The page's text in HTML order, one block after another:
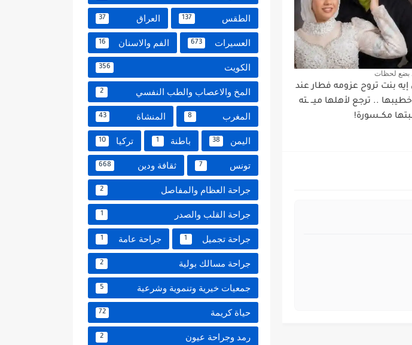
بضع لحظات
إيه بنت تروح عزومه فطار عند
.. ترجع لأهلها ميــ ـته
مكــسورة!
الطقس 137 العراق 37
العسيرات 673 الفم والاسنان 16
الكويت 356
المخ والاعصاب والطب النفسي 2
المغرب 8 المنشاة 43
اليمن 38 باطنة 1 تركيا 10
تونس 7 ثقافة ودين 668
جراحة العظام والمفاصل 2
جراحة القلب والصدر 1
جراحة تجميل 1 جراحة عامة 1
جراحة مسالك بولية 2
جمعيات خيرية وتنموية وشرعية 5
حياة كريمة 72
رمد وجراحة عيون 2